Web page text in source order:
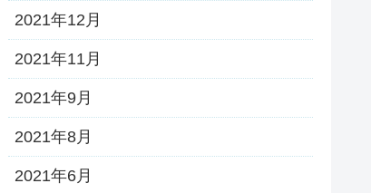
2021年12月
2021年11月
2021年9月
2021年8月
2021年6月